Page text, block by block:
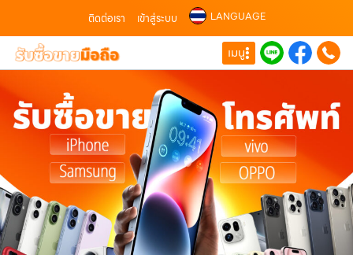
ติดต่อเรา เข้าสู่ระบบ LANGUAGE
เมนู